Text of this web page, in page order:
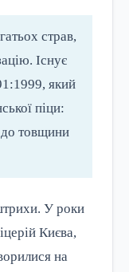
страв,
Існує
який
піци:
товщини
У роки
Києва,
на